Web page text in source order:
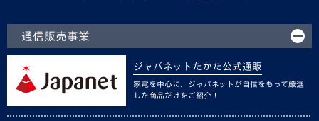
通信販売事業
ジャパネットたかた公式通販
家電を中心に、ジャパネットが自信をもって厳選
した商品だけをご紹介！